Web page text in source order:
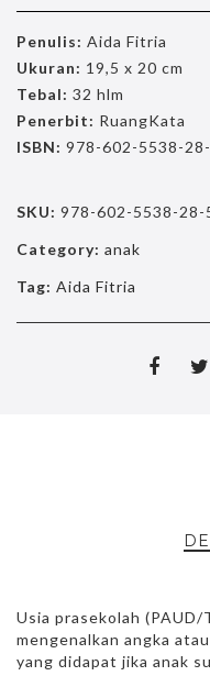
Penulis: Aida Fitria
Ukuran: 19,5 x 20 cm
Tebal: 32 hlm
Penerbit: RuangKata
ISBN: 978-602-5538-
SKU: 978-602-5538-28-
Category: anak
Tag: Aida Fitria
Usia prasekolah
mengenalkan angka
yang didapat jika anak